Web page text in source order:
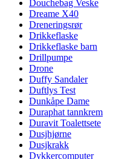
Douchebag Veske
Dreame X40
Dreneringsrør
Drikkeflaske
Drikkeflaske barn
Drillpumpe
Drone
Duffy Sandaler
Duftlys Test
Dunkåpe Dame
Duraphat tannkrem
Duravit Toalettsete
Dusjhjørne
Dusjkrakk
Dykkercomputer